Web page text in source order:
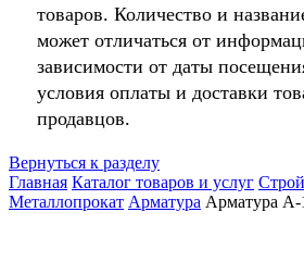
товаров. Количество и
может отличаться от
зависимости от даты
условия оплаты и доставки
продавцов.
Вернуться к разделу
Главная Каталог товаров и услуг
Металлопрокат Арматура Арматура А-